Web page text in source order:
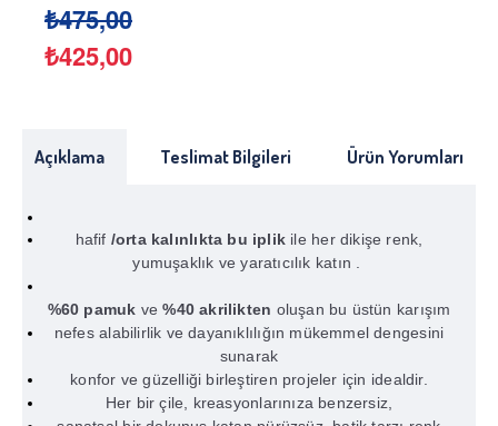
₺425,00
₺475,00
Açıklama Teslimat Bilgileri Ürün Yorumları
hafif /orta kalınlıkta bu iplik ile her dikişe renk,
yumuşaklık ve yaratıcılık katın
%60 pamuk ve%40 akrilikten oluşan bu üstün karışım
nefes alabilirlik ve dayanıklılığın mükemmel dengesini
sunarak
konfor ve güzelliği birleştiren projeler için idealdir.
Her bir çile, kreasyonlarınıza benzersiz,